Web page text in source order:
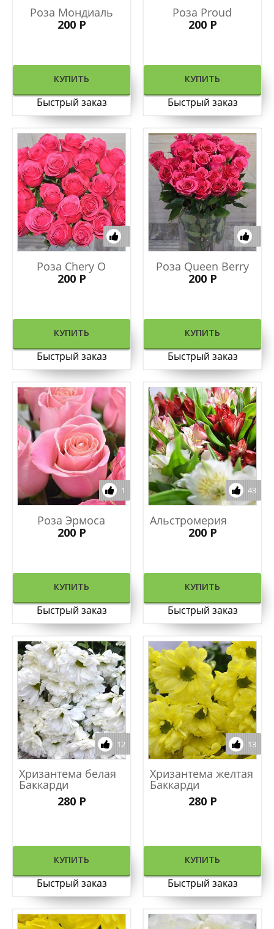
Роза Мондиаль
200 Р
КУПИТЬ
Быстрый заказ
Роза Proud
200 Р
КУПИТЬ
Быстрый заказ
Роза Chery O
200 Р
КУПИТЬ
Быстрый заказ
Роза Queen Berry
200 Р
КУПИТЬ
Быстрый заказ
1
Роза Эрмоса
200 Р
КУПИТЬ
Быстрый заказ
43
Альстромерия
200 Р
КУПИТЬ
Быстрый заказ
12
Хризантема белая
Баккарди
280 Р
КУПИТЬ
Быстрый заказ
13
Хризантема желтая
Баккарди
280 Р
КУПИТЬ
Быстрый заказ